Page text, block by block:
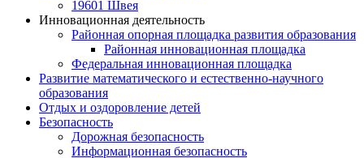
19601 Швея
Инновационная деятельность
Районная опорная площадка развития образования
Районная инновационная площадка
Федеральная инновационная площадка
Развитие математического и естественно-научного
образования
Отдых и оздоровление детей
Безопасность
Дорожная безопасность
Информационная безопасность